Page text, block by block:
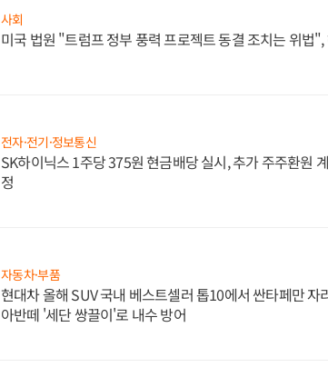
사회
미국 법원 "트럼프 정부 풍력 프로젝트 동결 조치는 위법",
전자·전기·정보통신
SK하이닉스 1주당 375원 현금배당 실시, 추가 주주환원
정
자동차·부품
현대차 올해 SUV 국내 베스트셀러 톱10에서 싼타페만 자
아반떼 '세단 쌍끌이'로 내수 방어